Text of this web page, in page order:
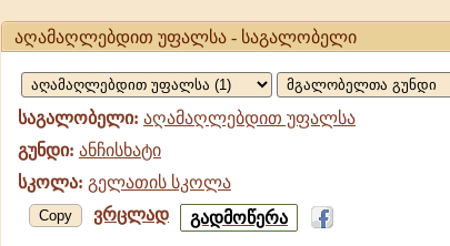
აღამაღლებდით
უფალსა,
საგალობელი
აღამაღლებდით უფალსა - საგალობელი
საგალობელი: აღამაღლებდით უფალსა
გუნდი: ანჩისხატი
სკოლა: გელათის სკოლა
Copy ვრცლად აღამაღლებდით
უფალსა
გადმოწერა